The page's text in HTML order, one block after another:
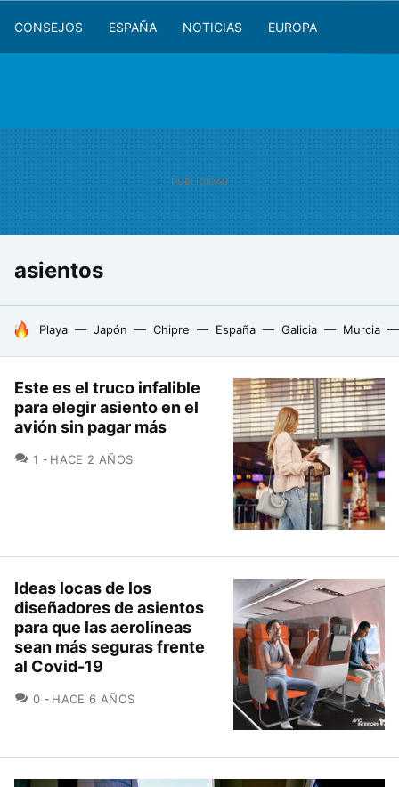
CONSEJOS ESPAÑA NOTICIAS EUROPA
asientos
HOY SE HABLA DE
Playa Japón Chipre España Galicia Murcia
Este es el truco infalible
para elegir asiento en el
avión sin pagar más
1 COMENTARIOS
HACE 2 AÑOS
Ideas locas de los
diseñadores de asientos
para que las aerolíneas
sean más seguras frente
al Covid-19
0 COMENTARIOS
HACE 6 AÑOS